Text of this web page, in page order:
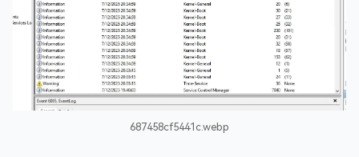
687458cf5441c.webp